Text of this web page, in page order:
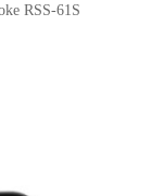
RSS-61S